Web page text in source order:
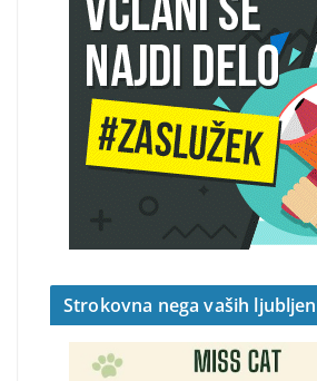
Strokovna nega vaših